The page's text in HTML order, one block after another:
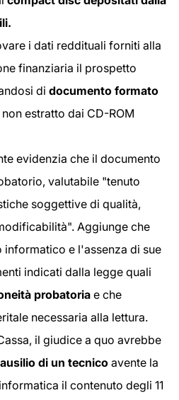
i dati reddituali forniti alla
finanziaria il prospetto
di documento formato
estratto dai CD-ROM
evidenzia che il documento
valutabile "tenuto
soggettive di qualità,
Aggiunge che
e l'assenza di sue
indicati dalla legge quali
probatoriae che
necessaria alla lettura.
il giudice a quo avrebbe
di un tecnico avente la
il contenuto degli 11